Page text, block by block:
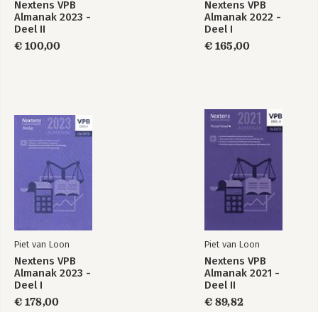
Nextens VPB
Almanak 2023 -
Deel II
€ 100,00
Nextens VPB
Almanak 2022 -
Deel I
€ 165,00
Piet van Loon
Nextens VPB
Almanak 2023 -
Deel I
€ 178,00
Piet van Loon
Nextens VPB
Almanak 2021 -
Deel II
€ 89,82